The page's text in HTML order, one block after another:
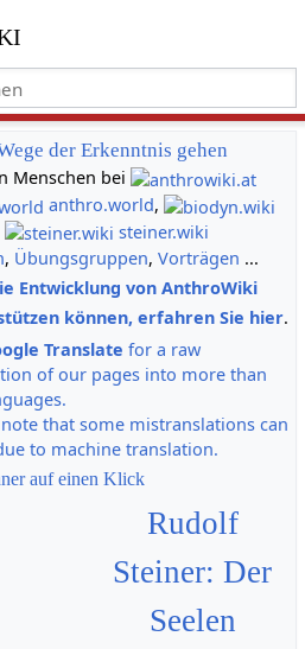
der Erkenntnis gehen
Menschen bei
anthro.world,
steiner.wiki
, Übungsgruppen, Vorträgen ...
Entwicklung von AnthroWiki
können, erfahren Sie hier.
Translate for a raw
of our pages into more than
note that some mistranslations can
to machine translation.
auf einen Klick
Rudolf
Steiner: Der
Seelen